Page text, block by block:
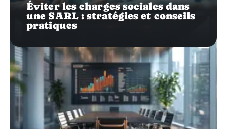
Éviter les charges sociales dans
une SARL : stratégies et conseils
pratiques